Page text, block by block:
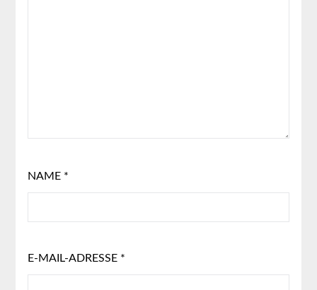
NAME *
E-MAIL-ADRESSE *